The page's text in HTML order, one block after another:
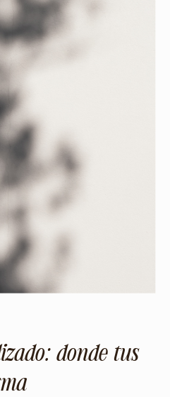
donde tus